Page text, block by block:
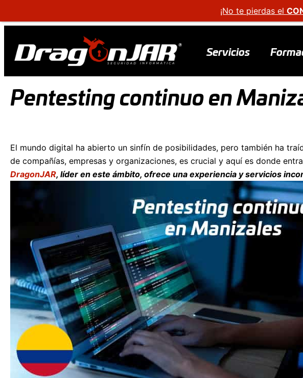
Servicios
Pentesting continuo en
El mundo digital ha abierto un sinfín de posibilidades, pero también ha
de compañías, empresas y organizaciones, es crucial y aquí es donde
DragonJAR, líder en este ámbito, ofrece una experiencia y servicios
¡No te pierdas el